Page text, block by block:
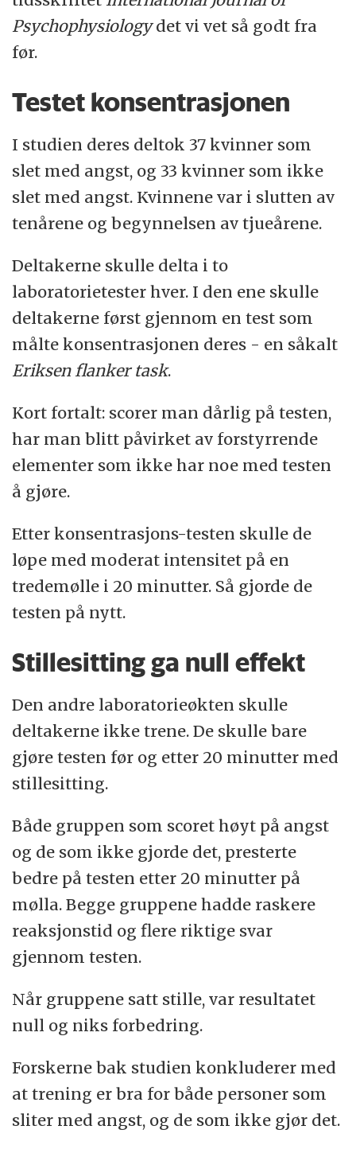
Psychophysiologydet vi vet så godt fra
før.
Testet konsentrasjonen
I studien deres deltok 37 kvinner som
slet med angst, og 33 kvinner som ikke
slet med angst. Kvinnene var i slutten av
tenårene og begynnelsen av tjueårene.
Deltakerne skulle delta i to
laboratorietester hver. I den ene skulle
deltakerne først gjennom en test som
målte konsentrasjonen deres - en såkalt
Eriksen flanker task.
Kort fortalt: scorer man dårlig på testen,
har man blitt påvirket av forstyrrende
elementer som ikke har noe med testen
å gjøre.
Etter konsentrasjons-testen skulle de
løpe med moderat intensitet på en
tredemølle i 20 minutter. Så gjorde de
testen på nytt.
Stillesitting ga null effekt
Den andre laboratorieøkten skulle
deltakerne ikke trene. De skulle bare
gjøre testen før og etter 20 minutter med
stillesitting.
Både gruppen som scoret høyt på angst
og de som ikke gjorde det, presterte
bedre på testen etter 20 minutter på
mølla. Begge gruppene hadde raskere
reaksjonstid og flere riktige svar
gjennom testen.
Når gruppene satt stille, var resultatet
null og niks forbedring.
Forskerne bak studien konkluderer med
at trening er bra for både personer som
sliter med angst, og de som ikke gjør det.